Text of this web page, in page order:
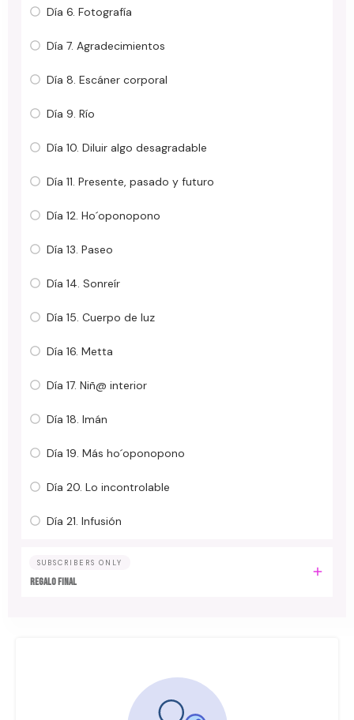
Día 6. Fotografía
Día 7. Agradecimientos
Día 8. Escáner corporal
Día 9. Río
Día 10. Diluir algo desagradable
Día 11. Presente, pasado y futuro
Día 12. Ho´oponopono
Día 13. Paseo
Día 14. Sonreír
Día 15. Cuerpo de luz
Día 16. Metta
Día 17. Niñ@ interior
Día 18. Imán
Día 19. Más ho´oponopono
Día 20. Lo incontrolable
Día 21. Infusión
SUBSCRIBERS ONLY
Regalo final